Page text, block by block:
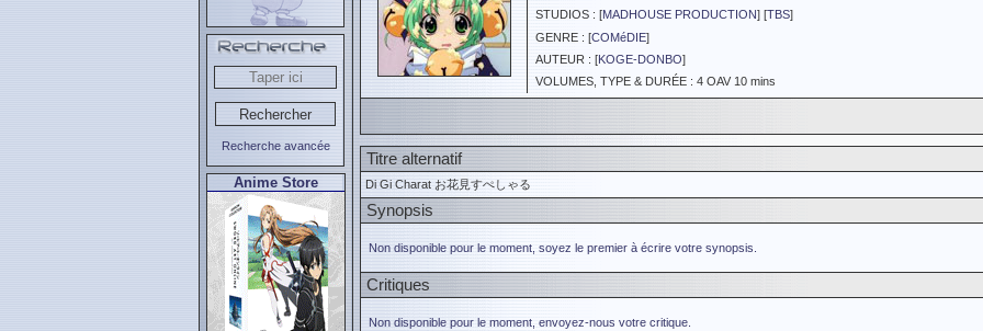
Recherche avancée
Anime Store
STUDIOS : [MADHOUSE PRODUCTION] [TBS]
GENRE : [COMéDIE]
AUTEUR : [KOGE-DONBO]
VOLUMES, TYPE & DURÉE : 4 OAV 10 mins
Titre alternatif
Di Gi Charat お花見すぺしゃる
Synopsis
Non disponible pour le moment, soyez le premier à écrire votre synopsis.
Critiques
Non disponible pour le moment, envoyez-nous votre critique.